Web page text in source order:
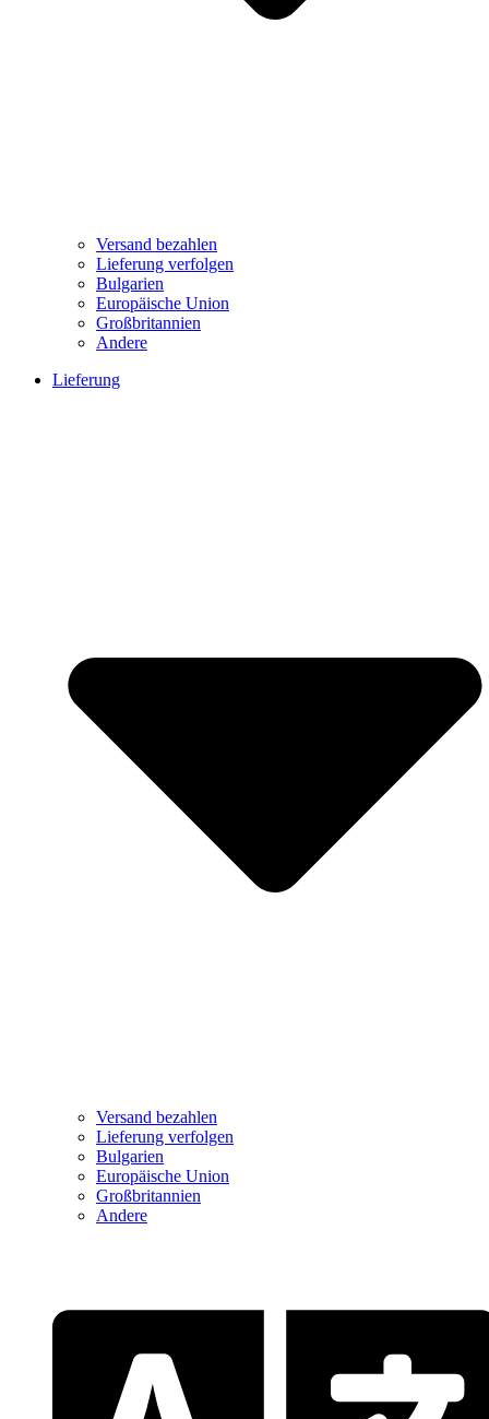
Versand bezahlen
Lieferung verfolgen
Bulgarien
Europäische Union
Großbritannien
Andere
Lieferung
Versand bezahlen
Lieferung verfolgen
Bulgarien
Europäische Union
Großbritannien
Andere